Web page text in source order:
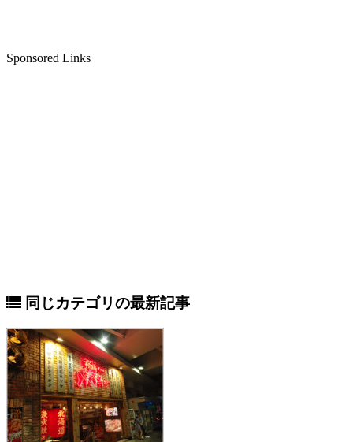
Sponsored Links
同じカテゴリの最新記事